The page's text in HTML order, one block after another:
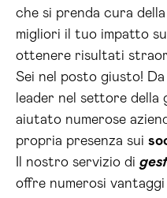
che si prenda cura
migliori il tuo impatto
ottenere risultati
Sei nel posto giusto!
leader nel settore della
aiutato numerose
propria presenza sui
Il nostro servizio di
offre numerosi